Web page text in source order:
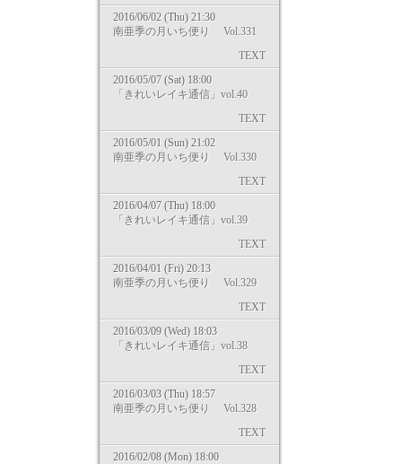
2016/06/02 (Thu) 21:30
南亜季の月いち便り Vol.331
TEXT
2016/05/07 (Sat) 18:00
「きれいレイキ通信」vol.40
TEXT
2016/05/01 (Sun) 21:02
南亜季の月いち便り Vol.330
TEXT
2016/04/07 (Thu) 18:00
「きれいレイキ通信」vol.39
TEXT
2016/04/01 (Fri) 20:13
南亜季の月いち便り Vol.329
TEXT
2016/03/09 (Wed) 18:03
「きれいレイキ通信」vol.38
TEXT
2016/03/03 (Thu) 18:57
南亜季の月いち便り Vol.328
TEXT
2016/02/08 (Mon) 18:00